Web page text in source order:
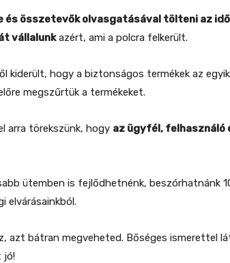
és összetevők olvasgatásával tölteni az
vállalunkazért, ami a polcra felkerült.
kiderült, hogy a biztonságos termékek az
megszűrtük a termékeket.
arra törekszünk, hogy az ügyfél, felhasználó
ütemben is fejlődhetnénk, beszórhatnánk
elvárásainkból.
azt bátran megveheted. Bőséges ismerettel
jó!